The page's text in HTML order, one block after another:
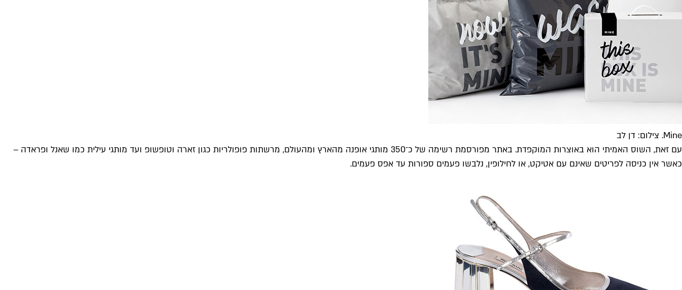
Mine. צילום: דן לב
עם זאת, השוס האמיתי הוא באוצרות המוקפדת. באתר מפורסמת רשימה של כ־350 מותגי אופנה מהארץ ומהעולם, מרשתות פופולריות כגון זארה וטופשופ ועד מותגי עילית כמו שאנל ופראדה –
כאשר אין כניסה לפריטים שאינם עם אטיקט, או לחילופין, נלבשו פעמים ספורות עד אפס פעמים.